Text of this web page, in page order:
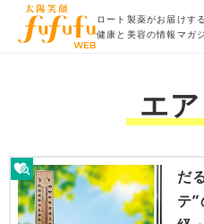
ロート製薬がお届けする
健康と美容の情報マガ
エ
だ
テ